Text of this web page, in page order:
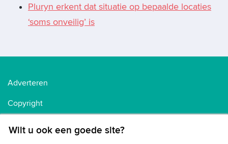
Pluryn erkent dat situatie op bepaalde locaties
‘soms onveilig’ is
Adverteren
Copyright
Wilt u ook een goede site?